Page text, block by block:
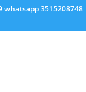
whatsapp 3515208748